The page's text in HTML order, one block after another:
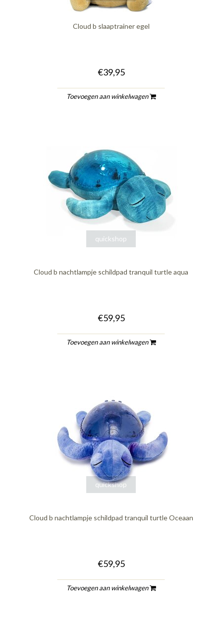
Cloud b slaaptrainer egel
€39,95
Toevoegen aan winkelwagen
quickshop
Cloud b nachtlampje schildpad tranquil turtle aqua
€59,95
Toevoegen aan winkelwagen
quickshop
Cloud b nachtlampje schildpad tranquil turtle Oceaan
€59,95
Toevoegen aan winkelwagen